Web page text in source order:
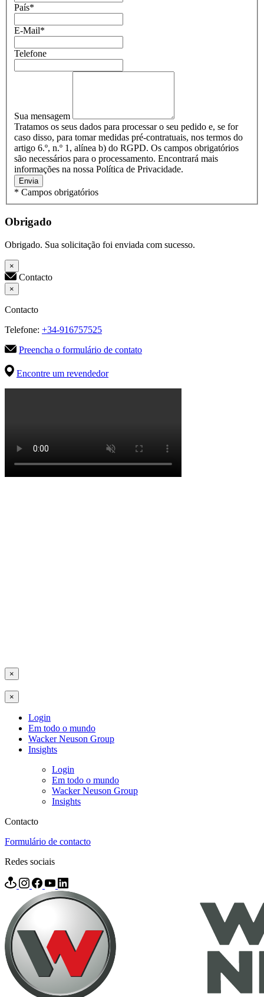
País*
E-Mail*
Telefone
Sua mensagem
Tratamos os seus dados para processar o seu pedido e, se for
caso disso, para tomar medidas pré-contratuais, nos termos do
artigo 6.º, n.º 1, alínea b) do RGPD. Os campos obrigatórios
são necessários para o processamento. Encontrará mais
informações na nossa Política de Privacidade.
Envia
* Campos obrigatórios
Obrigado
Obrigado. Sua solicitação foi enviada com sucesso.
×
Contacto
×
Contacto
Telefone: +34-916757525
Preencha o formulário de contato
Encontre um revendedor
×
×
Login
Em todo o mundo
Wacker Neuson Group
Insights
Login
Em todo o mundo
Wacker Neuson Group
Insights
Contacto
Formulário de contacto
Redes sociais